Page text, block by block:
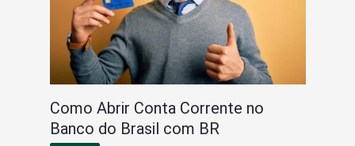
Como Abrir Conta Corrente no
Banco do Brasil com BR